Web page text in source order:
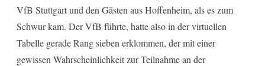
VfB Stuttgart und den Gästen aus Hoffenheim, als es zum
Schwur kam. Der VfB führte, hatte also in der virtuellen
Tabelle gerade Rang sieben erklommen, der mit einer
gewissen Wahrscheinlichkeit zur Teilnahme an der